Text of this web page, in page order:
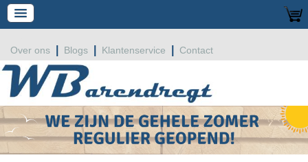
Over ons Blogs Klantenservice Contact